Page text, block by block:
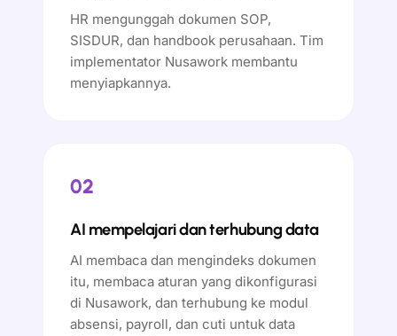
HR mengunggah dokumen SOP,
SISDUR, dan handbook perusahaan. Tim
implementator Nusawork membantu
menyiapkannya.
02
AI mempelajari dan terhubung data
AI membaca dan mengindeks dokumen
itu, membaca aturan yang dikonfigurasi
di Nusawork, dan terhubung ke modul
absensi, payroll, dan cuti untuk data